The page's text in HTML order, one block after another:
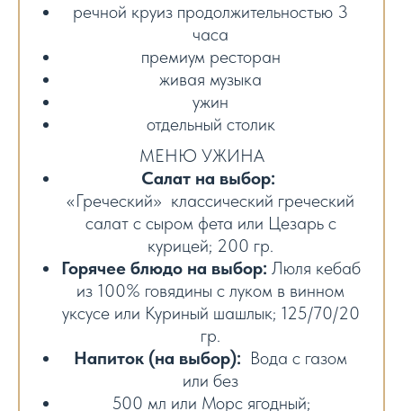
речной круиз продолжительностью 3
часа
премиум ресторан
живая музыка
ужин
отдельный столик
МЕНЮ УЖИНА
Салат на выбор:
«Греческий» классический греческий
салат с сыром фета или Цезарь с
курицей; 200 гр.
Горячее блюдо на выбор: Люля кебаб
из 100% говядины с луком в винном
уксусе или Куриный шашлык; 125/70/20
гр.
Напиток (на выбор): Вода с газом
или без
500 мл или Морс ягодный;